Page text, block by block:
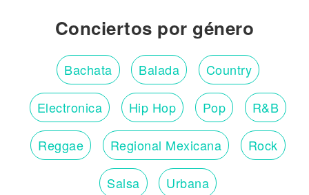
Conciertos por género
Bachata Balada Country
Electronica Hip Hop Pop R&B
Reggae Regional Mexicana Rock
Salsa Urbana